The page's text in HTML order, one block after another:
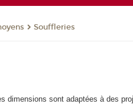
Souffleries
dimensions sont adaptées à des